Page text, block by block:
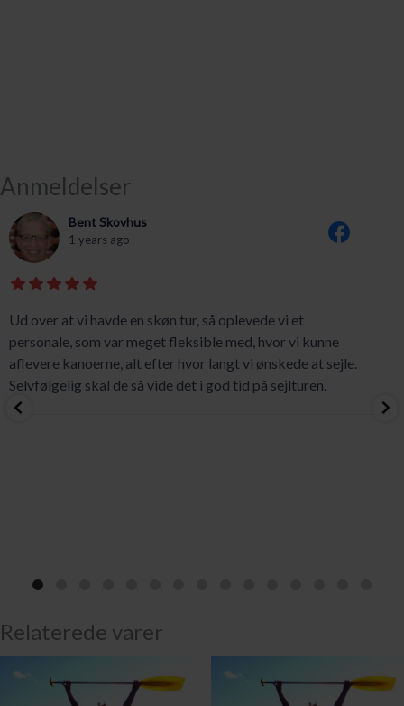
Anmeldelser
Bent Skovhus
1 years ago
Ud over at vi havde en skøn tur, så oplevede vi et
personale, som var meget fleksible med, hvor vi kunne
aflevere kanoerne, alt efter hvor langt vi ønskede at sejle.
Selvfølgelig skal de så vide det i god tid på sejlturen.
Relaterede varer